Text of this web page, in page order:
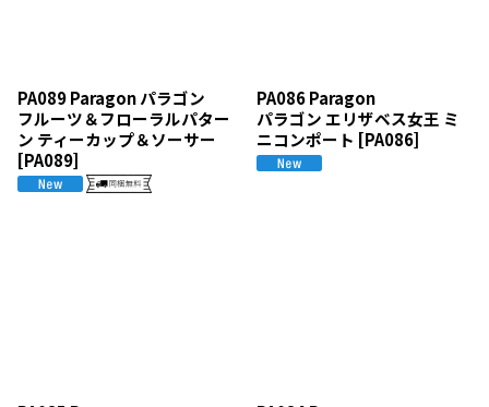
PA089 Paragon パラゴン
フルーツ＆フローラルパター
ン ティーカップ＆ソーサー
[PA089]
PA086 Paragon
パラゴン エリザベス女王 ミ
ニコンポート [PA086]